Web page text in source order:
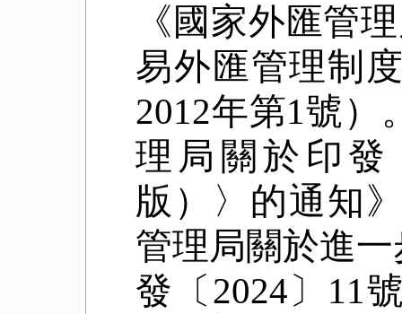
《國家外匯管
易外匯管理制
2012年第1號）
理局關於印發
版）〉的通知
管理局關於進
發〔2024〕11